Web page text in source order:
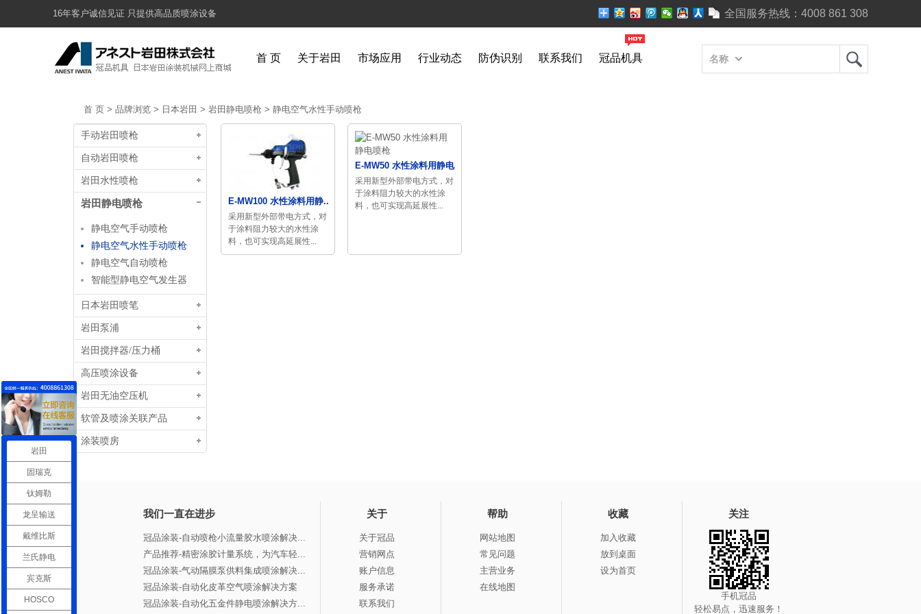
16年客户诚信见证 只提供高品质喷涂设备 全国服务热线： 4008 861 308
首 页 关于岩田 市场应用 行业动态 防伪识别 联系我们 冠品机具 名称
首 页 > 品牌浏览 > 日本岩田 > 岩田静电喷枪 > 静电空气水性手动喷枪
手动岩田喷枪
自动岩田喷枪
岩田水性喷枪
岩田静电喷枪
静电空气手动喷枪
静电空气水性手动喷枪
静电空气自动喷枪
智能型静电空气发生器
日本岩田喷笔
岩田泵浦
岩田搅拌器/压力桶
高压喷涂设备
岩田无油空压机
软管及喷涂关联产品
涂装喷房
E-MW100 水性涂料用静...
采用新型外部带电方式，对
于涂料阻力较大的水性涂
料，也可实现高延展性...
E-MW50 水性涂料用静电...
采用新型外部带电方式，对
于涂料阻力较大的水性涂
料，也可实现高延展性...
我们一直在进步
冠品涂装-自动喷枪小流量胶水喷涂解决...
产品推荐-精密涂胶计量系统，为汽车轻...
冠品涂装-气动隔膜泵供料集成喷涂解决...
冠品涂装-自动化皮革空气喷涂解决方案
冠品涂装-自动化五金件静电喷涂解决方...
关于
关于冠品
营销网点
账户信息
服务承诺
联系我们
帮助
网站地图
常见问题
主营业务
在线地图
收藏
加入收藏
放到桌面
设为首页
关注
手机冠品
轻松易点，迅速服务！
岩田
固瑞克
钛姆勒
龙呈输送
戴维比斯
兰氏静电
宾克斯
HOSCO